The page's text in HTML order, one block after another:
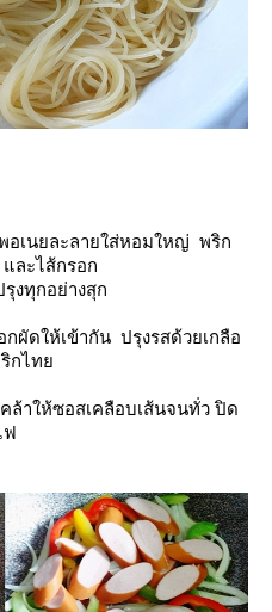
อเนยละลายใส่หอมใหญ่ พริก
ละไส้กรอก
งทุกอย่างสุก
ผัดให้เข้ากัน ปรุงรสด้วยเกลือ
กไท
ล้าให้ซอสเคลือบเส้นจนทั่ว ปิด
ฟ